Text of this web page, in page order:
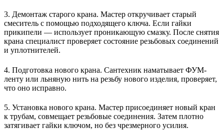
3. Демонтаж старого крана. Мастер откручивает старый
смеситель с помощью подходящего ключа. Если гайки
прикипели ― использует проникающую смазку. После снятия
крана специалист проверяет состояние резьбовых соединений
и уплотнителей.
4. Подготовка нового крана. Сантехник наматывает ФУМ-
ленту или льняную нить на резьбу нового изделия, проверяет,
что оно исправно.
5. Установка нового крана. Мастер присоединяет новый кран
к трубам, совмещает резьбовые соединения. Затем плотно
затягивает гайки ключом, но без чрезмерного усилия.